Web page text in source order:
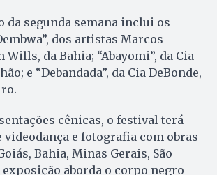
da segunda semana inclui os
dos artistas Marcos
Wills, da Bahia; “Abayomi”, da Cia
e “Debandada”, da Cia DeBonde,
cênicas, o festival terá
videodança e fotografia com obras
Bahia, Minas Gerais, São
exposição aborda o corpo negro